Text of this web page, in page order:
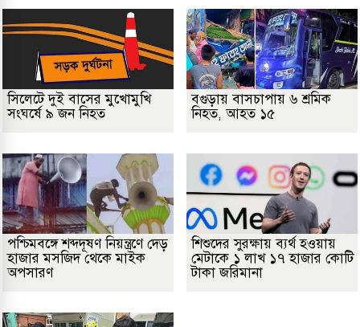
সিলেটে দুই বাসের মুখোমুখি
সংঘর্ষে ৯ জন নিহত
বগুড়ায় বাসচাপায় ৬ শ্রমিক
নিহত, আহত ১৫
পশ্চিমবঙ্গে শব্দদূষণ নিয়ন্ত্রণে দেড়
হাজার মসজিদ থেকে মাইক
অপসারণ
শিশুদের সুরক্ষায় ব্যর্থ হওয়ায়
মেটাকে ১ লাখ ১৭ হাজার কোটি
টাকা জরিমানা